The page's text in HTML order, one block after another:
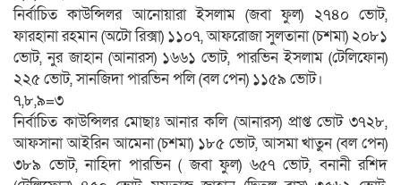
নির্বাচিত কাউন্সিলর আনোয়ারা ইসলাম (জবা ফুল) ২৭৪০ ভোট,
ফারহানা রহমান (অটো রিক্সা) ১১০৭, আফরোজা সুলতানা (চশমা) ২০৮১
ভোট, নুর জাহান (আনারস) ১৬৬১ ভোট, পারভিন ইসলাম (টেলিফোন)
২২৫ ভোট, সানজিদা পারভিন পলি (বল পেন) ১১৫৯ ভোট।
৭,৮,৯=৩
নির্বাচিত কাউন্সিলর মোছাঃ আনার কলি (আনারস) প্রাপ্ত ভোট ৩৭২৮,
আফসানা আইরিন আমেনা (চশমা) ১৮৫ ভোট, আসমা খাতুন (বল পেন)
৩৮৯ ভোট, নাহিদা পারভিন ( জবা ফুল) ৬৫৭ ভোট, বনানী রশিদ